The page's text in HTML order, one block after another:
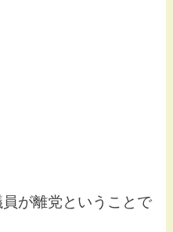
が離党ということで